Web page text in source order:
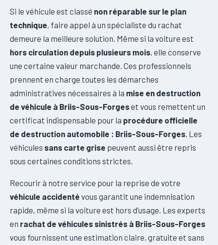
Si le véhicule est classé non réparable sur le plan
technique, faire appel à un spécialiste du rachat
demeure la meilleure solution. Même si la voiture est
hors circulation depuis plusieurs mois, elle conserve
une certaine valeur marchande. Ces professionnels
prennent en charge toutes les démarches
administratives nécessaires à la mise en destruction
de véhicule à Briis-Sous-Forgeset vous remettent un
certificat indispensable pour la procédure officielle
de destruction automobile : Briis-Sous-Forges . Les
véhicules sans carte grise peuvent aussi être repris
sous certaines conditions strictes.
Recourir à notre service pour la reprise de votre
véhicule accidenté vous garantit une indemnisation
rapide, même si la voiture est hors d’usage. Les experts
en rachat de véhicules sinistrés à Briis-Sous-Forges
vous fournissent une estimation claire, gratuite et sans